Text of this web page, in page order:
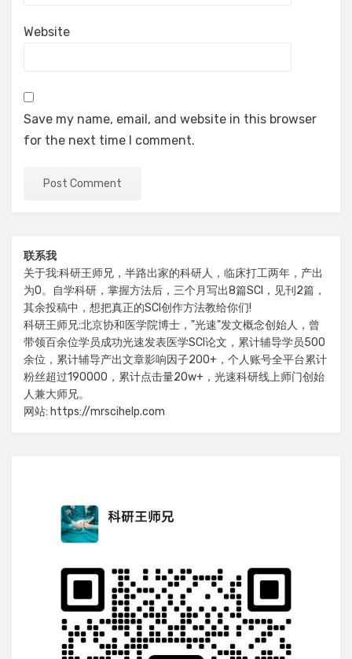
Website
Save my name, email, and website in this browser
for the next time I comment.
联系我
关于我:科研王师兄，半路出家的科研人，临床打工两年，产出
为0。自学科研，掌握方法后，三个月写出8篇SCI，见刊2篇，
其余投稿中，想把真正的SCI创作方法教给你们!
科研王师兄:北京协和医学院博士，"光速"发文概念创始人，曾
带领百余位学员成功光速发表医学SCI论文，累计辅导学员500
余位，累计辅导产出文章影响因子200+，个人账号全平台累计
粉丝超过190000，累计点击量20w+，光速科研线上师门创始
人兼大师兄。
网站: https://mrscihelp.com